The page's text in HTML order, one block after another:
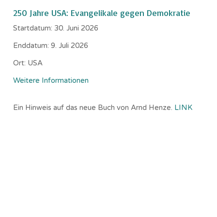
250 Jahre USA: Evangelikale gegen Demokratie
Startdatum: 30. Juni 2026
Enddatum: 9. Juli 2026
Ort: USA
Weitere Informationen
Ein Hinweis auf das neue Buch von Arnd Henze. LINK